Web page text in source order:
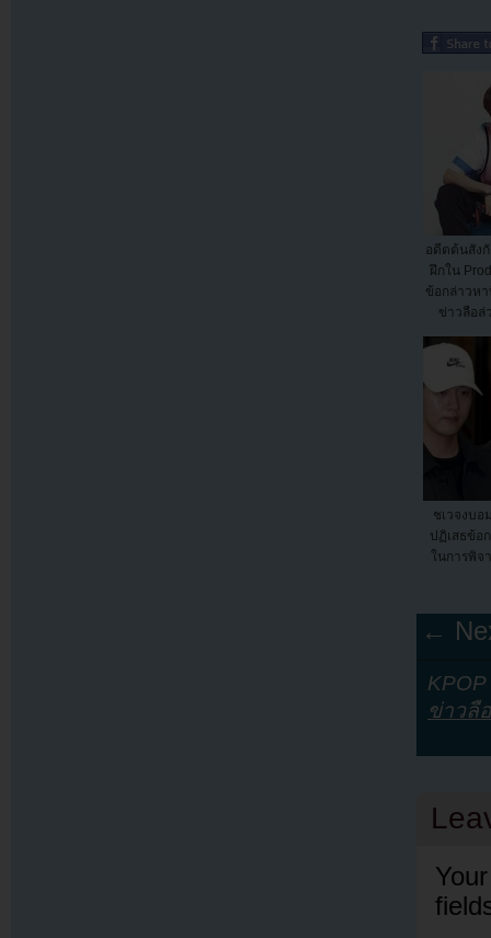
อดีตต้นสังกั
ฝึกใน
ข้อกล่าวหา
ข่าวลือล่
ชเวจงบอ
ปฏิเสธข้อ
ในการพิ
←
ข่าวลื